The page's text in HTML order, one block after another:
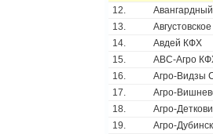
12.
13.
14.
Авдей КФХ
15.
АВС-Агро
16.
Агро-Видзы
17.
Агро-
18.
Агро-
19.
Агро-